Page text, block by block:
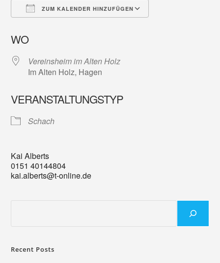
ZUM KALENDER HINZUFÜGEN
WO
Vereinsheim im Alten Holz
Im Alten Holz, Hagen
VERANSTALTUNGSTYP
Schach
Kai Alberts
0151 40144804
kai.alberts@t-online.de
Recent Posts